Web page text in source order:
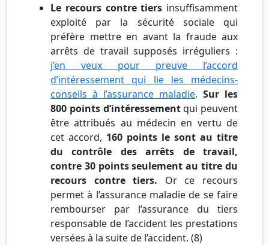
Le recours contre tiers insuffisamment
exploité par la sécurité sociale qui
préfère mettre en avant la fraude aux
arrêts de travail supposés irréguliers :
j’en veux pour preuve l’accord
d’intéressement qui lie les médecins-
conseils à l’assurance maladie. Sur les
800 points d’intéressementqui peuvent
être attribués au médecin en vertu de
cet accord, 160 points le sont au titre
du contrôle des arrêts de travail,
contre 30 points seulement au titre du
recours contre tiers. Or ce recours
permet à l’assurance maladie de se faire
rembourser par l’assurance du tiers
responsable de l’accident les prestations
versées à la suite de l’accident. (8)